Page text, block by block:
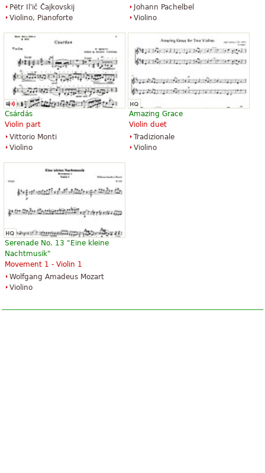
Pëtr Il'ič Čajkovskij
Violino, Pianoforte
Johann Pachelbel
Violino
Csárdás
Violin part
Vittorio Monti
Violino
Amazing Grace
Violin duet
Tradizionale
Violino
Serenade No. 13 "Eine kleine
Nachtmusik"
Movement 1 - Violin 1
Wolfgang Amadeus Mozart
Violino